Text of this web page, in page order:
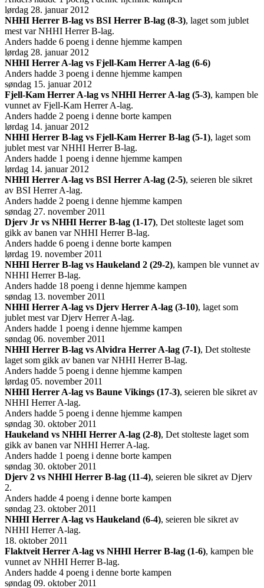
lørdag 28. januar 2012
NHHI Herrer B-lag vs BSI Herrer B-lag (8-3), laget som jublet
mest var NHHI Herrer B-lag.
Anders hadde 6 poeng i denne hjemme kampen
lørdag 28. januar 2012
NHHI Herrer A-lag vs Fjell-Kam Herrer A-lag (6-6)
Anders hadde 3 poeng i denne hjemme kampen
søndag 15. januar 2012
Fjell-Kam Herrer A-lag vs NHHI Herrer A-lag (5-3), kampen ble
vunnet av Fjell-Kam Herrer A-lag.
Anders hadde 2 poeng i denne borte kampen
lørdag 14. januar 2012
NHHI Herrer B-lag vs Fjell-Kam Herrer B-lag (5-1), laget som
jublet mest var NHHI Herrer B-lag.
Anders hadde 1 poeng i denne hjemme kampen
lørdag 14. januar 2012
NHHI Herrer A-lag vs BSI Herrer A-lag (2-5), seieren ble sikret
av BSI Herrer A-lag.
Anders hadde 2 poeng i denne hjemme kampen
søndag 27. november 2011
Djerv Jr vs NHHI Herrer B-lag (1-17), Det stolteste laget som
gikk av banen var NHHI Herrer B-lag.
Anders hadde 6 poeng i denne borte kampen
lørdag 19. november 2011
NHHI Herrer B-lag vs Haukeland 2 (29-2), kampen ble vunnet av
NHHI Herrer B-lag.
Anders hadde 18 poeng i denne hjemme kampen
søndag 13. november 2011
NHHI Herrer A-lag vs Djerv Herrer A-lag (3-10), laget som
jublet mest var Djerv Herrer A-lag.
Anders hadde 1 poeng i denne hjemme kampen
søndag 06. november 2011
NHHI Herrer B-lag vs Alvidra Herrer A-lag (7-1), Det stolteste
laget som gikk av banen var NHHI Herrer B-lag.
Anders hadde 5 poeng i denne hjemme kampen
lørdag 05. november 2011
NHHI Herrer A-lag vs Baune Vikings (17-3), seieren ble sikret av
NHHI Herrer A-lag.
Anders hadde 5 poeng i denne hjemme kampen
søndag 30. oktober 2011
Haukeland vs NHHI Herrer A-lag (2-8), Det stolteste laget som
gikk av banen var NHHI Herrer A-lag.
Anders hadde 1 poeng i denne borte kampen
søndag 30. oktober 2011
Djerv 2 vs NHHI Herrer B-lag (11-4), seieren ble sikret av Djerv
2.
Anders hadde 4 poeng i denne borte kampen
søndag 23. oktober 2011
NHHI Herrer A-lag vs Haukeland (6-4), seieren ble sikret av
NHHI Herrer A-lag.
18. oktober 2011
Flaktveit Herrer A-lag vs NHHI Herrer B-lag (1-6), kampen ble
vunnet av NHHI Herrer B-lag.
Anders hadde 4 poeng i denne borte kampen
søndag 09. oktober 2011